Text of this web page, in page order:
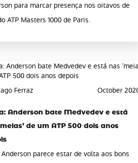
para marcar presença nos oitavos de
ATP Masters 1000 de Paris.
Ferraz October
Anderson bate Medvedev e está
de um ATP 500 dois anos
Anderson parece estar de volta aos bons